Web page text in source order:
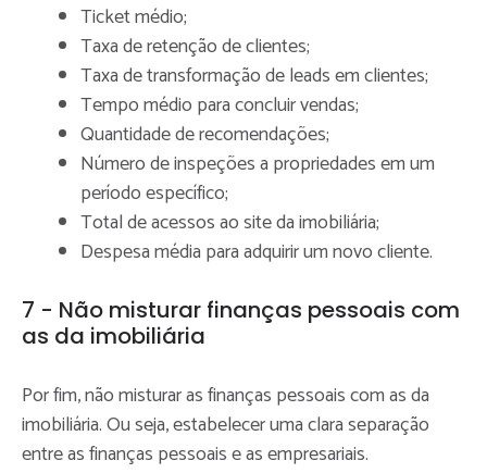
Ticket médio;
Taxa de retenção de clientes;
Taxa de transformação de leads em clientes;
Tempo médio para concluir vendas;
Quantidade de recomendações;
Número de inspeções a propriedades em um
período específico;
Total de acessos ao site da imobiliária;
Despesa média para adquirir um novo cliente.
7 - Não misturar finanças pessoais com
as da imobiliária
Por fim, não misturar as finanças pessoais com as da
imobiliária. Ou seja, estabelecer uma clara separação
entre as finanças pessoais e as empresariais.